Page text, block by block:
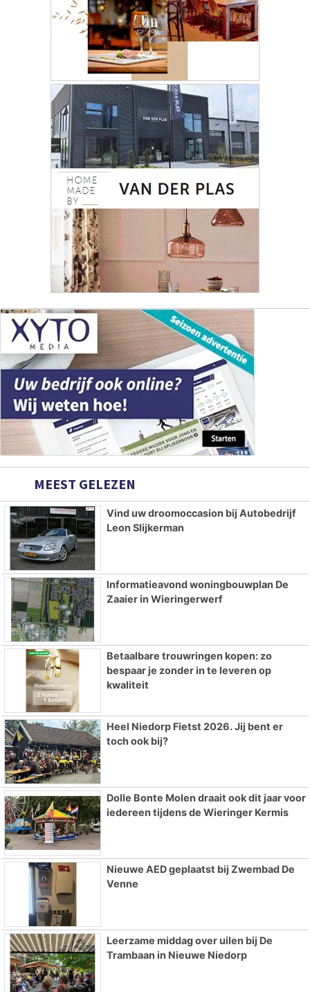
MEEST GELEZEN
Vind uw droomoccasion bij Autobedrijf
Leon Slijkerman
Informatieavond woningbouwplan De
Zaaier in Wieringerwerf
Betaalbare trouwringen kopen: zo
bespaar je zonder in te leveren op
kwaliteit
Heel Niedorp Fietst 2026. Jij bent er
toch ook bij?
Dolle Bonte Molen draait ook dit jaar voor
iedereen tijdens de Wieringer Kermis
Nieuwe AED geplaatst bij Zwembad De
Venne
Leerzame middag over uilen bij De
Trambaan in Nieuwe Niedorp